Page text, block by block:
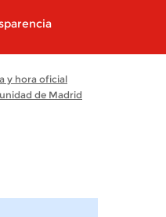
y hora oficial
de Madrid